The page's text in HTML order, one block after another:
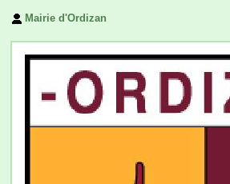
Mairie d'Ordizan